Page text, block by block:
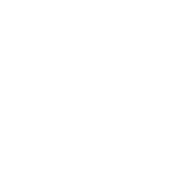
iscritta alla C.C.I.A.A.